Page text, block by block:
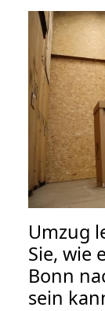
Umzug
Sie, wie
Bonn
sein